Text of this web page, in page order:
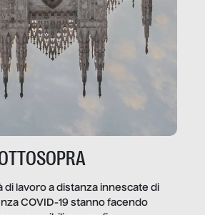
di lavoro a distanza innescate di
COVID-19 stanno facendo